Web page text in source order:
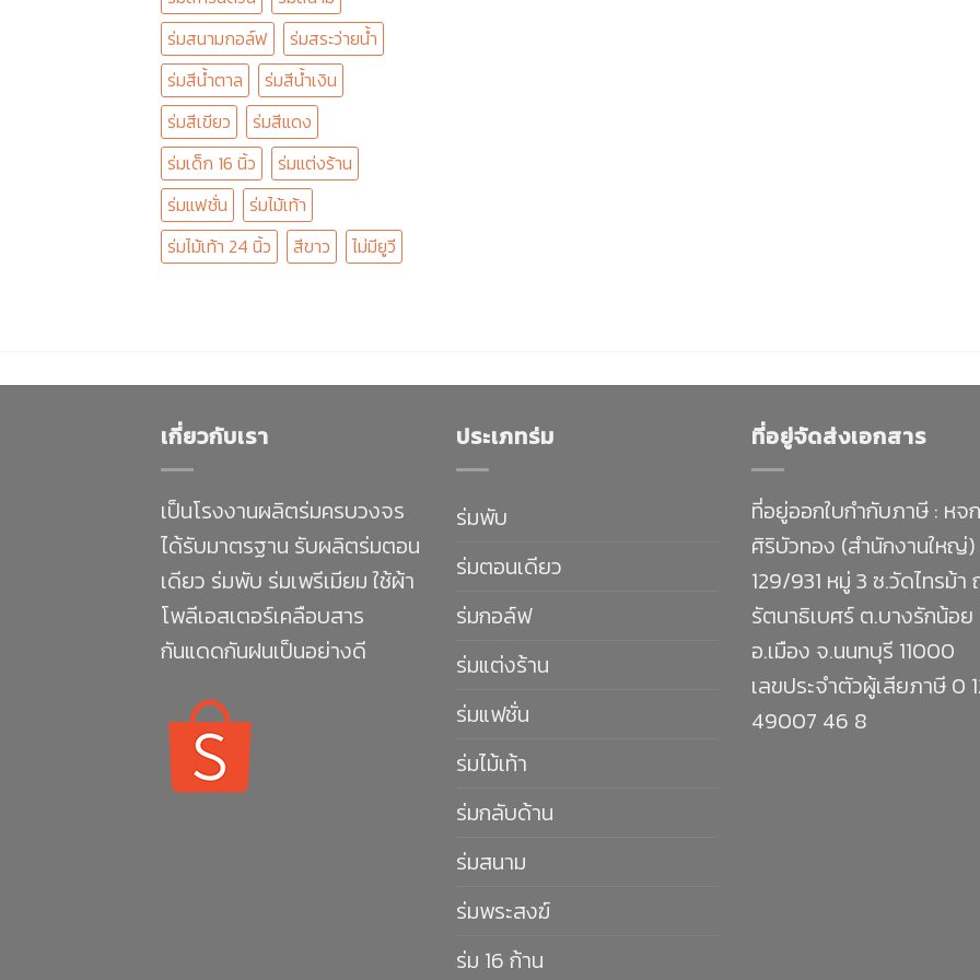
ร่มสนามกอล์ฟ
ร่มสระว่ายน้ำ
ร่มสีน้ำตาล
ร่มสีน้ำเงิน
ร่มสีเขียว
ร่มสีแดง
ร่มเด็ก 16 นิ้ว
ร่มแต่งร้าน
ร่มแฟชั่น
ร่มไม้เท้า
ร่มไม้เท้า 24 นิ้ว
สีขาว ไม่มียูวี
เกี่ยวกับเรา
เป็นโรงงานผลิตร่มครบวงจร
ได้รับมาตรฐาน รับผลิตร่มตอน
เดียว ร่มพับ ร่มเพรีเมียม ใช้ผ้า
โพลีเอสเตอร์เคลือบสาร
กันแดดกันฝนเป็นอย่างดี
ประเภทร่ม
ร่มพับ
ร่มตอนเดียว
ร่มกอล์ฟ
ร่มแต่งร้าน
ร่มแฟชั่น
ร่มไม้เท้า
ร่มกลับด้าน
ร่มสนาม
ร่มพระสงฆ์
ร่ม 16 ก้าน
ที่อยู่จัดส่งเอกสาร
ที่อยู่ออกใบกำกับภาษี : หจ
ศิริบัวทอง (สำนักงานใหญ่)
129/931 หมู่ 3 ซ.วัดไทรม้า
รัตนาธิเบศร์ ต.บางรักน้อย
อ.เมือง จ.นนทบุรี 11000
เลขประจำตัวผู้เสียภาษี 0
49007 46 8